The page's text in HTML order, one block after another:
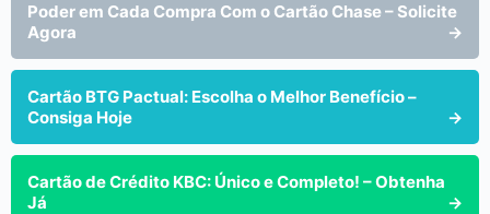
Poder em Cada Compra Com o Cartão Chase – Solicite
Agora
→
Cartão BTG Pactual: Escolha o Melhor Benefício –
Consiga Hoje
→
Cartão de Crédito KBC: Único e Completo! – Obtenha
Já
→